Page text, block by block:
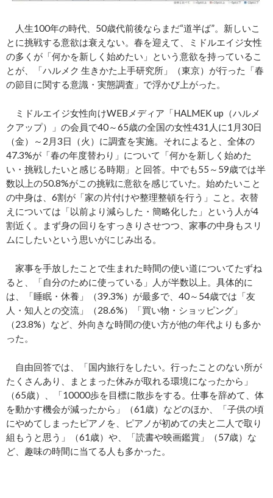
人生100年の時代、50歳代前後ならまだ“道半ば”。新しいこ
とに挑戦する意欲は衰えない。春を迎えて、ミドルエイジ女性
の多くが「何かを新しく始めたい」という意欲を持っているこ
とが、「ハルメク 生きかた上手研究所」（東京）が行った「春
の節目に関する意識・実態調査」で浮かび上がった。
ミドルエイジ女性向けWEBメディア「HALMEK up（ハルメ
クアップ）」の会員で40～65歳の全国の女性431人に1月30日
（金）～2月3日（火）に調査を実施。それによると、全体の
47.3%が「春の年度替わり」について「何かを新しく始めた
い・挑戦したいと感じる時期」と回答。中でも55～59歳では半
数以上の50.8%がこの挑戦に意欲を感じていた。始めたいこと
の中身は、6割が「家の片付けや整理整頓を行う」こと。衣替
えについては「以前より減らした・簡略化した」という人が4
割近く。まず身の回りをすっきりさせつつ、家事の中身もスリ
ムにしたいという思いがにじみ出る。
家事を手放したことで生まれた時間の使い道についてたずね
ると、「自分のために使っている」人が半数以上。具体的に
は、「睡眠・休養」（39.3%）が最多で、40～54歳では「友
人・知人との交流」（28.6%）「買い物・ショッピング」
（23.8%）など、外向きな時間の使い方が他の年代よりも多か
った。
自由回答では、「国内旅行をしたい。行ったことのない所が
たくさんあり、まとまった休みが取れる環境になったから」
（65歳）、「10000歩を目標に散歩をする。仕事を辞めて、体
を動かす機会が減ったから」（61歳）などのほか、「子供の頃
にやめてしまったピアノを、ピアノが初めての夫と二人で取り
組もうと思う」（61歳）や、「読書や映画鑑賞」（57歳）な
ど、趣味の時間に当てる人も多かった。